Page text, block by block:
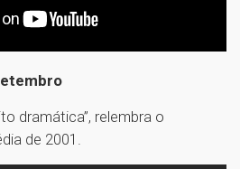
dramática”, relembra o
de 2001.